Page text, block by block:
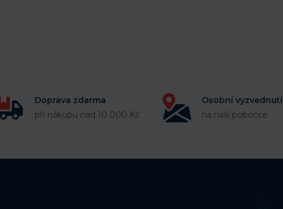
Doprava zdarma
při nákupu nad 10 000 Kč
Osobní vyzvednutí
na naší pobočce